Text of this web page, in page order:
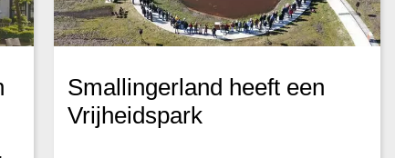
Smallingerland heeft een
Vrijheidspark